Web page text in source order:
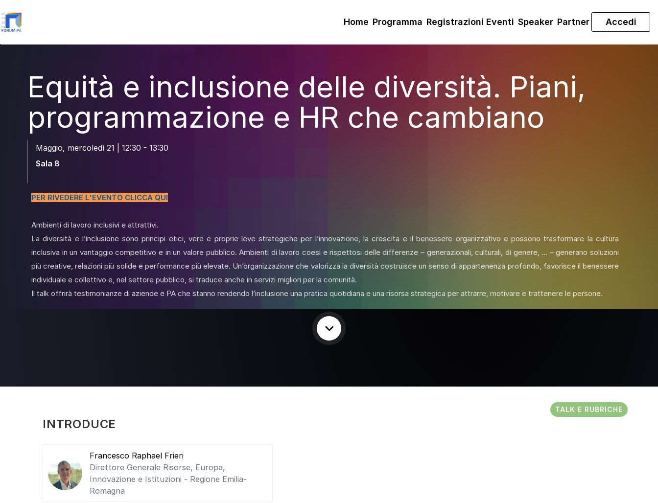
Home Programma Registrazioni Eventi Speaker Partner Accedi
Equità e inclusione delle diversità. Piani,
programmazione e HR che cambiano
Maggio, mercoledì 21 | 12:30 - 13:30
Sala 8
PER RIVEDERE L'EVENTO CLICCA QUI
Ambienti di lavoro inclusivi e attrattivi.
La diversità e l’inclusione sono principi etici, vere e proprie leve strategiche per l’innovazione, la crescita e il benessere organizzativo e possono trasformare la cultura
inclusiva in un vantaggio competitivo e in un valore pubblico. Ambienti di lavoro coesi e rispettosi delle differenze – generazionali, culturali, di genere, … – generano soluzioni
più creative, relazioni più solide e performance più elevate. Un’organizzazione che valorizza la diversità costruisce un senso di appartenenza profondo, favorisce il benessere
individuale e collettivo e, nel settore pubblico, si traduce anche in servizi migliori per la comunità.
Il talk offrirà testimonianze di aziende e PA che stanno rendendo l’inclusione una pratica quotidiana e una risorsa strategica per attrarre, motivare e trattenere le persone.
INTRODUCE
Francesco Raphael Frieri
Direttore Generale Risorse, Europa,
Innovazione e Istituzioni - Regione Emilia-
Romagna
TALK E RUBRICHE